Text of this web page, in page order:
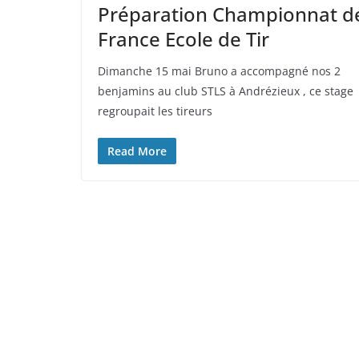
Préparation Championnat
France Ecole de Tir
Dimanche 15 mai Bruno a accompagné nos 2
benjamins au club STLS à Andrézieux , ce stage
regroupait les tireurs
Read More